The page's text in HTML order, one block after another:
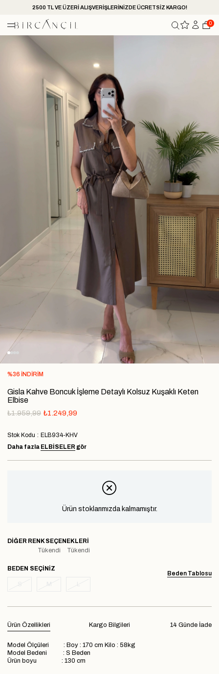
2500 TL VE ÜZERİ ALIŞVERİŞLERİNİZDE ÜCRETSİZ KARGO!
0
%36 İNDIRIM
Gisla Kahve Boncuk İşleme Detaylı Kolsuz Kuşaklı Keten
Elbise
₺1.959,99 ₺1.249,99
Stok Kodu
ELB934-KHV
Daha fazla ELBİSELER gör
Ürün stoklarımızda kalmamıştır.
DIĞER RENK SEÇENEKLERI
Tükendi
Tükendi
Beden Tablosu
BEDEN
Ürün Özellikleri 14 Günde İade
Kargo Bilgileri
Model Ölçüleri : Boy : 170 cm Kilo : 58kg
Model Bedeni : S Beden
Ürün boyu : 130 cm